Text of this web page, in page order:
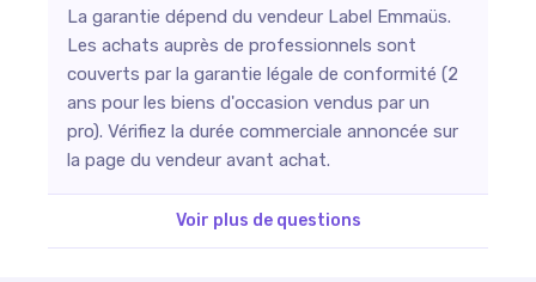
La garantie dépend du vendeur Label Emmaüs.
Les achats auprès de professionnels sont
couverts par la garantie légale de conformité (2
ans pour les biens d'occasion vendus par un
pro). Vérifiez la durée commerciale annoncée sur
la page du vendeur avant achat.
Voir plus de questions